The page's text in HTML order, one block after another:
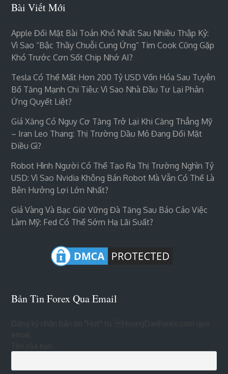
Bài Viết Mới
Apple Đối Mặt Bài Toán Khó Nhất Sau Nhiều Thập Kỷ:
Vì Sao “bậc Thầy Chuỗi Cung Ứng” Tim Cook Cũng Gặp
Khó Trước Cơn Sốt Chip Nhớ AI?
Tesla Có Thể Mất Hơn 200 Tỷ USD Vốn Hóa Sau Tuyên
Bố Tăng Mạnh Chi Tiêu: Vì Sao Nhà Đầu Tư Lại Phản
Ứng Quyết Liệt?
Giá Xăng Có Nguy Cơ Tăng Trở Lại Khi Căng Thẳng Mỹ
– Iran Leo Thang: Thị Trường Dầu Mỏ Đang Đối Mặt
Điều Gì?
Robot Hình Người Có Thể Tạo Ra Thị Trường Nghìn Tỷ
USD: Vì Sao Nvidia Không Bán Robot Mà Vẫn Có Thể Là
Bên Hưởng Lợi Lớn Nhất?
Giá Vàng Và Bạc Giữ Vững Đà Tăng Sau Báo Cáo Việc
Làm Mỹ: Fed Có Thể Sớm Hạ Lãi Suất?
Bản Tin Forex Qua Email
Đăng ký nhận bản tin "Hot" từ HuongDanForex.com qua
Tên của bạn